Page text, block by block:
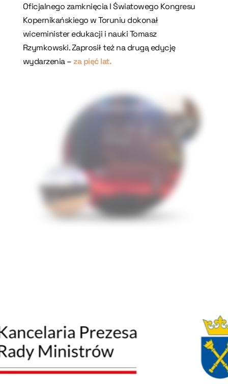
Oficjalnego zamknięcia I Światowego Kongresu
Kopernikańskiego w Toruniu dokonał
wiceminister edukacji i nauki Tomasz
Rzymkowski. Zaprosił też na drugą edycję
wydarzenia – za pięć lat.